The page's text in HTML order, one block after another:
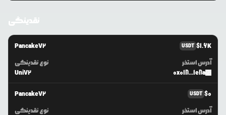
نقدینگی
PancakeV2 USDT $1.6K
نوع نقدینگی
UniV2
آدرس استخر
0x018...1e8a
PancakeV2 USDT $0
نوع نقدینگی
آدرس استخر